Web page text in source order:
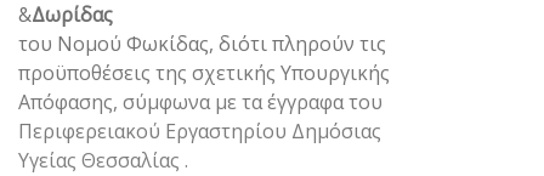
&Δωρίδας
του Νομού Φωκίδας, διότι πληρούν τις
προϋποθέσεις της σχετικής Υπουργικής
Απόφασης, σύμφωνα με τα έγγραφα του
Περιφερειακού Εργαστηρίου Δημόσιας
Υγείας Θεσσαλίας .